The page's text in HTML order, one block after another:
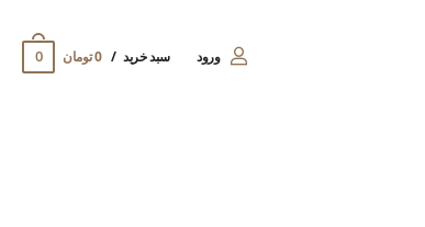
ورود سبد خرید 0 تومان 0